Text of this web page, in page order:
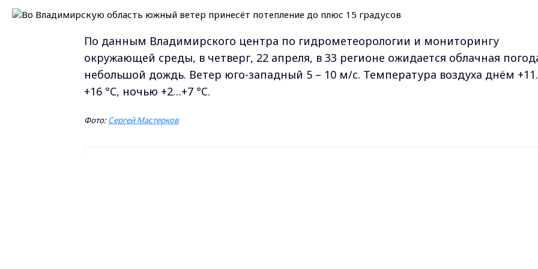
По данным Владимирского центра по гидрометеорологии и мониторингу
окружающей среды, в четверг, 22 апреля, в 33 регионе ожидается облачная
небольшой дождь. Ветер юго-западный 5 – 10 м/с. Температура воздуха днём
+16 °C, ночью +2…+7 °C.
Фото:Сергей Мастерков